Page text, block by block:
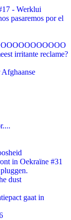
- Werklui
pasaremos por el
irritante reclame?
in Oekraïne #31
dust
gaat in